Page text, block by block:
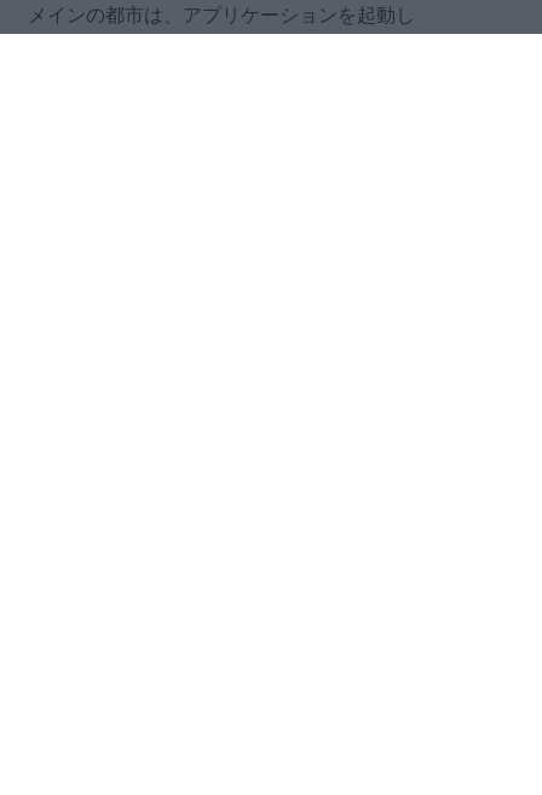
メインの都市は、アプリケーションを起動し